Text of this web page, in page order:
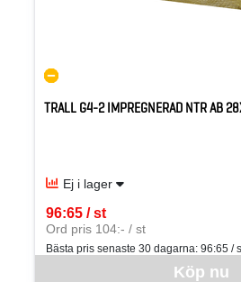
TRALL G4-2 IMPREGNERAD NTR AB
Ej i lager
Köp nu
96:65 / st
SEK per ST
Ord pris 104:- / st
Bästa pris senaste 30 dagarna: 96:65 /